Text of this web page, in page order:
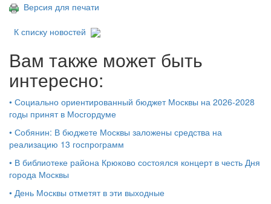
Версия для печати
К списку новостей
Вам также может быть
интересно:
• Социально ориентированный бюджет Москвы на 2026-2028
годы принят в Мосгордуме
• Собянин: В бюджете Москвы заложены средства на
реализацию 13 госпрограмм
• В библиотеке района Крюково состоялся концерт в честь Дня
города Москвы
• День Москвы отметят в эти выходные